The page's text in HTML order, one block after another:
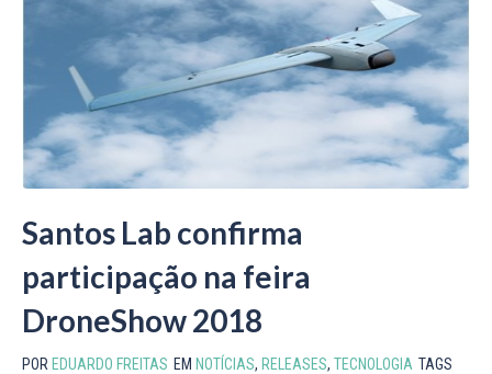
Santos Lab confirma
participação na feira
DroneShow 2018
POR EDUARDO FREITAS EM NOTÍCIAS, RELEASES, TECNOLOGIA TAGS